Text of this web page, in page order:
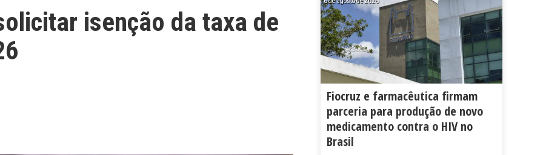
isenção da taxa de
Fiocruz e farmacêutica firmam
parceria para produção de novo
medicamento contra o HIV no
Brasil